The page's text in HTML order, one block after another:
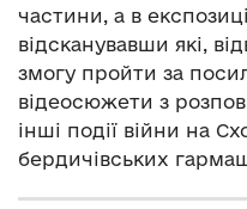
частини, а в
відсканувавши які,
змогу пройти за
відеосюжети з
інші події війни на
бердичівських